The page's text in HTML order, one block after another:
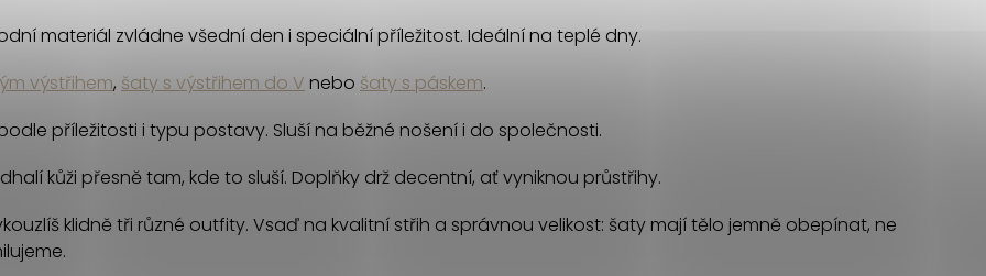
materiál zvládne všední den i speciální příležitost. Ideální na teplé dny.
výstřihem, šaty s výstřihem do V nebo šaty s páskem.
příležitosti i typu postavy. Sluší na běžné nošení i do společnosti.
kůži přesně tam, kde to sluší. Doplňky drž decentní, ať vyniknou průstřihy.
klidně tři různé outfity. Vsaď na kvalitní střih a správnou velikost: šaty mají tělo jemně obepínat, ne